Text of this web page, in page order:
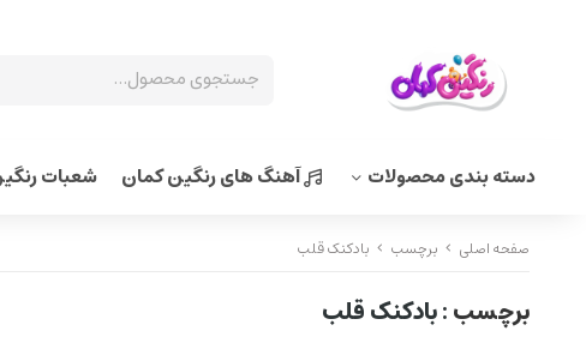
دسته بندی محصولات آهنگ های رنگین کمان شعبات
صفحه اصلی برچسب بادکنک قلب
برچسب: بادکنک قلب